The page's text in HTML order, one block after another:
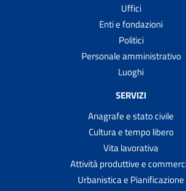
Uffici
Enti e fondazioni
Politici
Personale amministrativo
Luoghi
SERVIZI
Anagrafe e stato civile
Cultura e tempo libero
Vita lavorativa
Attività produttive e
Urbanistica e Pianificazione